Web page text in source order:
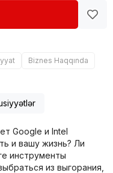
Biznes Haqqında
Google и Intel
и вашу жизнь? Ли
инструменты
из выгорания,